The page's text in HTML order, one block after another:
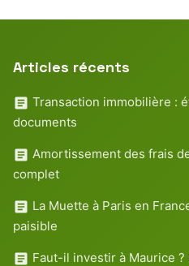
Articles récents
Transaction immobilière :
documents
Amortissement des frais
complet
La Muette à Paris en
paisible
Faut-il investir à Maurice